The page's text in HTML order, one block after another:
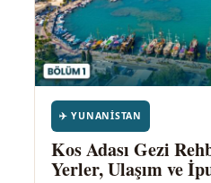
✈️ YUNANISTAN
Kos Adası Gezi
Yerler, Ulaşım ve